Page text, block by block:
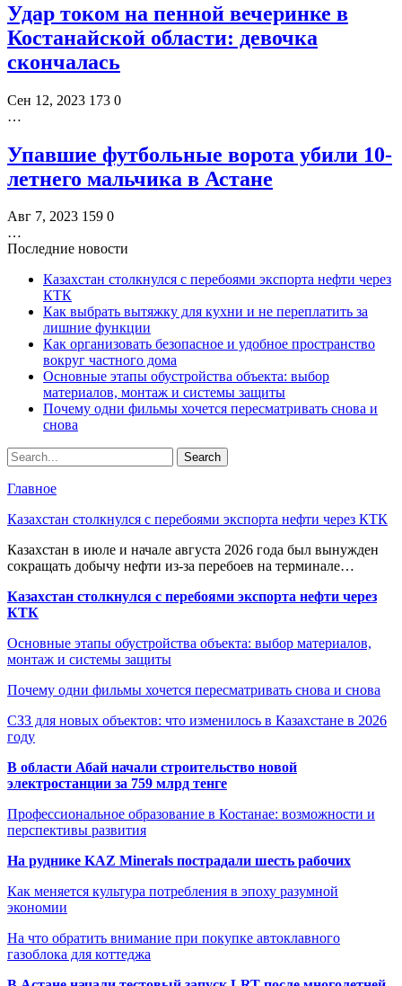
Удар током на пенной вечеринке в
Костанайской области: девочка
скончалась
Сен 12, 2023 173 0
…
Упавшие футбольные ворота убили 10-
летнего мальчика в Астане
Авг 7, 2023 159 0
…
Последние новости
Казахстан столкнулся с перебоями экспорта нефти через
КТК
Как выбрать вытяжку для кухни и не переплатить за
лишние функции
Как организовать безопасное и удобное пространство
вокруг частного дома
Основные этапы обустройства объекта: выбор
материалов, монтаж и системы защиты
Почему одни фильмы хочется пересматривать снова и
снова
Главное
Казахстан столкнулся с перебоями экспорта нефти через КТК
Казахстан в июле и начале августа 2026 года был вынужден
сокращать добычу нефти из-за перебоев на терминале…
Казахстан столкнулся с перебоями экспорта нефти через
КТК
Основные этапы обустройства объекта: выбор материалов,
монтаж и системы защиты
Почему одни фильмы хочется пересматривать снова и снова
СЗЗ для новых объектов: что изменилось в Казахстане в 2026
году
В области Абай начали строительство новой
электростанции за 759 млрд тенге
Профессиональное образование в Костанае: возможности и
перспективы развития
На руднике KAZ Minerals пострадали шесть рабочих
Как меняется культура потребления в эпоху разумной
экономии
На что обратить внимание при покупке автоклавного
газоблока для коттеджа